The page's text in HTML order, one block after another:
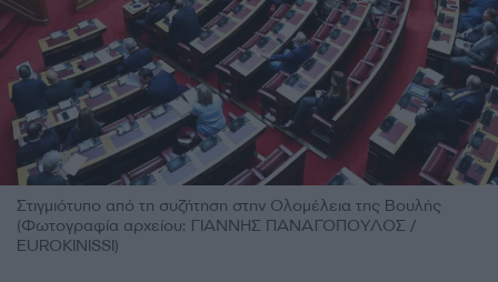
Στιγμιότυπο από τη συζήτηση στην Ολομέλεια της Βουλής
(Φωτογραφία αρχείου: ΓΙΑΝΝΗΣ ΠΑΝΑΓΟΠΟΥΛΟΣ /
EUROKINISSI)